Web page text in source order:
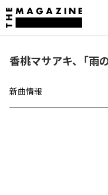
香桃マサアキ、「雨
新曲情報